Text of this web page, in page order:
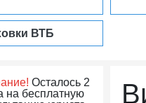
ВТБ
Осталось 2
на бесплатную